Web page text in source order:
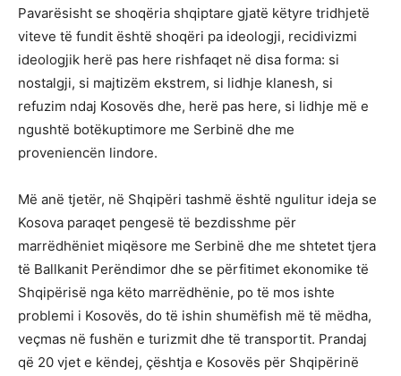
Pavarësisht se shoqëria shqiptare gjatë këtyre tridhjetë
viteve të fundit është shoqëri pa ideologji, recidivizmi
ideologjik herë pas here rishfaqet në disa forma: si
nostalgji, si majtizëm ekstrem, si lidhje klanesh, si
refuzim ndaj Kosovës dhe, herë pas here, si lidhje më e
ngushtë botëkuptimore me Serbinë dhe me
proveniencën lindore.
Më anë tjetër, në Shqipëri tashmë është ngulitur ideja se
Kosova paraqet pengesë të bezdisshme për
marrëdhëniet miqësore me Serbinë dhe me shtetet tjera
të Ballkanit Perëndimor dhe se përfitimet ekonomike të
Shqipërisë nga këto marrëdhënie, po të mos ishte
problemi i Kosovës, do të ishin shumëfish më të mëdha,
veçmas në fushën e turizmit dhe të transportit. Prandaj
që 20 vjet e këndej, çështja e Kosovës për Shqipërinë